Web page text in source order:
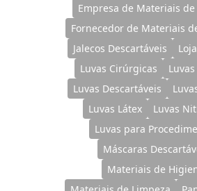
Empresa de Materiais
Fornecedor de Materiais
Jalecos Descartáveis
Luvas Cirúrgicas
Luvas Descartáveis
Luvas Látex
Luvas
Luvas para
Máscaras
Materiais de